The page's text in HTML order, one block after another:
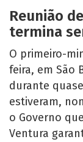
Reunião
termina
O primeiro-
feira, em São
durante
estiveram,
o Governo
Ventura